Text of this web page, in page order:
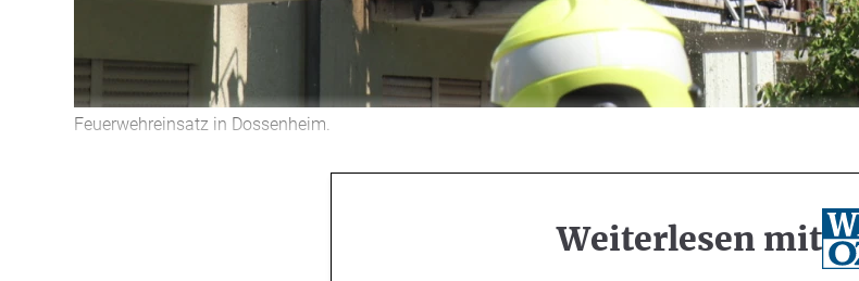
Feuerwehreinsatz in Dossenheim.
Weiterlesen mit